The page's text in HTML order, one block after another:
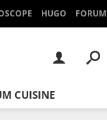
HUGO FORUM
CUISINE